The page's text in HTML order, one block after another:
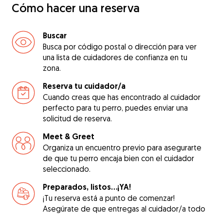
Cómo hacer una reserva
Buscar
Busca por código postal o dirección para ver
una lista de cuidadores de confianza en tu
zona.
Reserva tu cuidador/a
Cuando creas que has encontrado al cuidador
perfecto para tu perro, puedes enviar una
solicitud de reserva.
Meet & Greet
Organiza un encuentro previo para asegurarte
de que tu perro encaja bien con el cuidador
seleccionado.
Preparados, listos...¡YA!
¡Tu reserva está a punto de comenzar!
Asegúrate de que entregas al cuidador/a todo